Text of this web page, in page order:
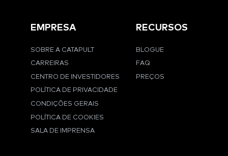
EMPRESA
SOBRE A CATAPULT
CARREIRAS
CENTRO DE INVESTIDORES
POLÍTICA DE PRIVACIDADE
CONDIÇÕES GERAIS
POLÍTICA DE COOKIES
SALA DE IMPRENSA
RECURSOS
BLOGUE
FAQ
PREÇOS